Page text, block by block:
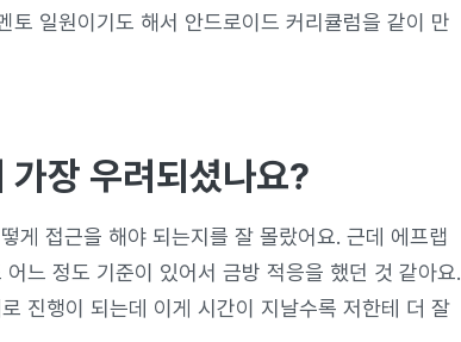
토 일원이기도 해서 안드로이드 커리큘럼을 같이 만
가장 우려되셨나요?
게 접근을 해야 되는지를 잘 몰랐어요. 근데 에프랩
느 정도 기준이 있어서 금방 적응을 했던 것 같아요.
진행이 되는데 이게 시간이 지날수록 저한테 더 잘